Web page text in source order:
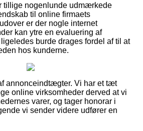
tillige nogenlunde udmærkede
til online firmaets
er der nogle internet
kan ytre en evaluering af
burde drages fordel af til at
hos kunderne.
annonceindtægter. Vi har et tæt
online virksomheder derved at vi
varer, og tager honorar i
vi sender videre udfører en